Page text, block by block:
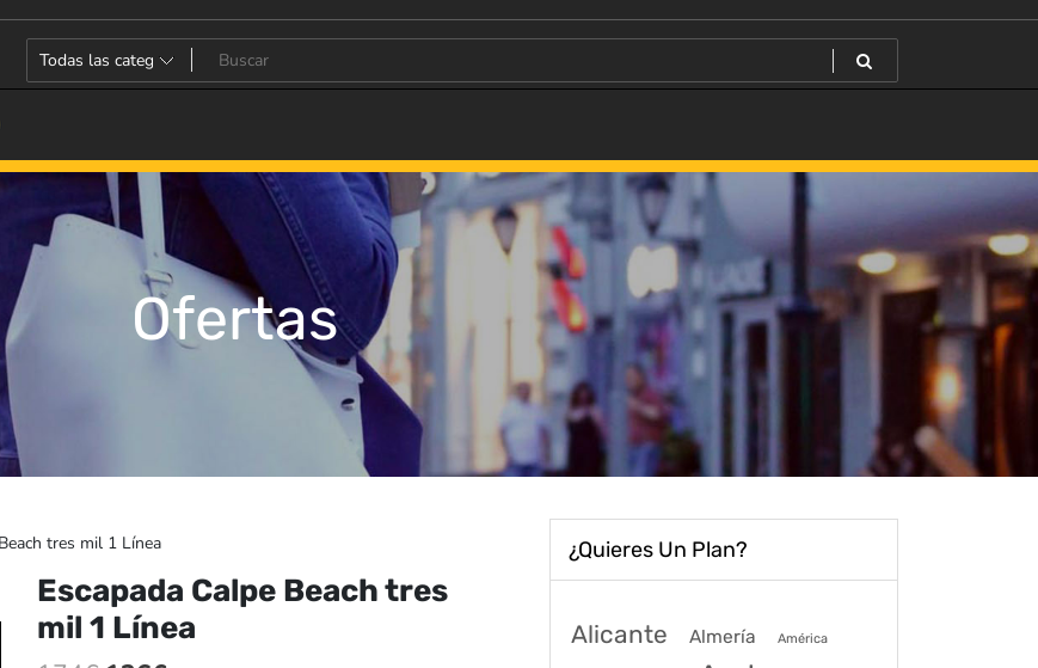
Ofertas
tres mil 1 Línea
Escapada Calpe Beach tres
mil 1 Línea
¿Quieres Un Plan?
Alicante Almería América